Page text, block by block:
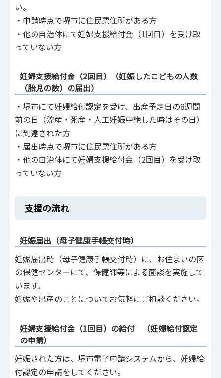
い。
・申請時点で堺市に住民票住所がある方
・他の自治体にて妊婦支援給付金（1回目）を受け取
っていない方
妊婦支援給付金（2回目）（妊娠したこどもの人数
（胎児の数）の届出）
・堺市にて妊婦給付認定を受け、出産予定日の8週間
前の日（流産・死産・人工妊娠中絶した時はその日）
に到達された方
・届出時点で堺市に住民票住所がある方
・他の自治体にて妊婦支援給付金（2回目）を受け取
っていない方
支援の流れ
妊娠届出（母子健康手帳交付時）
妊娠届出時（母子健康手帳交付時）に、お住まいの区
の保健センターにて、保健師等による面談を実施して
います。
妊娠や出産のことについてお気軽にご相談ください。
妊婦支援給付金（1回目）の給付 （妊婦給付認定
の申請）
妊娠された方は、堺市電子申請システムから、妊婦給
付認定の申請をしてください。